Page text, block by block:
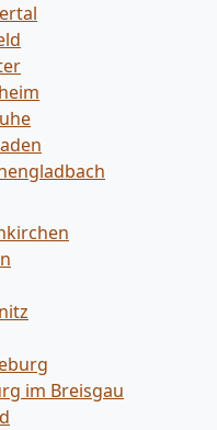
im Breisgau